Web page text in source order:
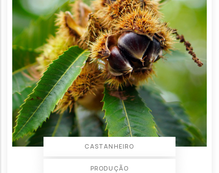
CASTANHEIRO
PRODUÇÃO